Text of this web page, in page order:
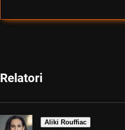
Relatori
Aliki Rouffiac